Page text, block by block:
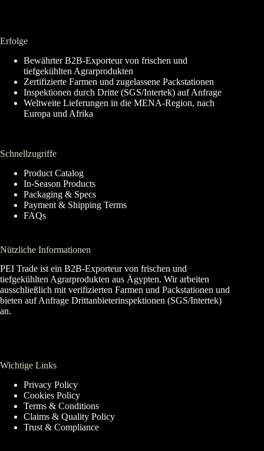
Erfolge
Bewährter B2B-Exporteur von frischen und
tiefgekühlten Agrarprodukten
Zertifizierte Farmen und zugelassene Packstationen
Inspektionen durch Dritte (SGS/Intertek) auf Anfrage
Weltweite Lieferungen in die MENA-Region, nach
Europa und Afrika
Schnellzugriffe
Product Catalog
In-Season Products
Packaging & Specs
Payment & Shipping Terms
FAQs
Nützliche Informationen
PEI Trade ist ein B2B-Exporteur von frischen und
tiefgekühlten Agrarprodukten aus Ägypten. Wir arbeiten
ausschließlich mit verifizierten Farmen und Packstationen und
bieten auf Anfrage Drittanbieterinspektionen (SGS/Intertek)
an.
Wichtige Links
Privacy Policy
Cookies Policy
Terms & Conditions
Claims & Quality Policy
Trust & Compliance